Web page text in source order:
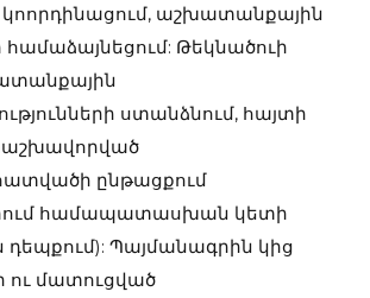
աշխատանքային
Թեկնածուի
ստանձնում, հայտի
ընթացքում
համապատասխան կետի
դեպքում): Պայմանագրին կից
ու մատուցված